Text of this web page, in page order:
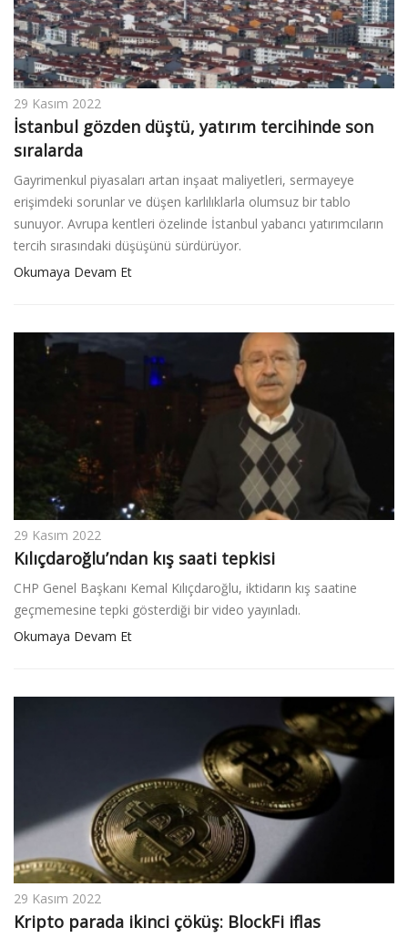
29 Kasım 2022
İstanbul gözden düştü, yatırım tercihinde son
sıralarda
Gayrimenkul piyasaları artan inşaat maliyetleri, sermayeye
erişimdeki sorunlar ve düşen karlılıklarla olumsuz bir tablo
sunuyor. Avrupa kentleri özelinde İstanbul yabancı yatırımcıların
tercih sırasındaki düşüşünü sürdürüyor.
Okumaya Devam Et
29 Kasım 2022
Kılıçdaroğlu’ndan kış saati tepkisi
CHP Genel Başkanı Kemal Kılıçdaroğlu, iktidarın kış saatine
geçmemesine tepki gösterdiği bir video yayınladı.
Okumaya Devam Et
29 Kasım 2022
Kripto parada ikinci çöküş: BlockFi iflas